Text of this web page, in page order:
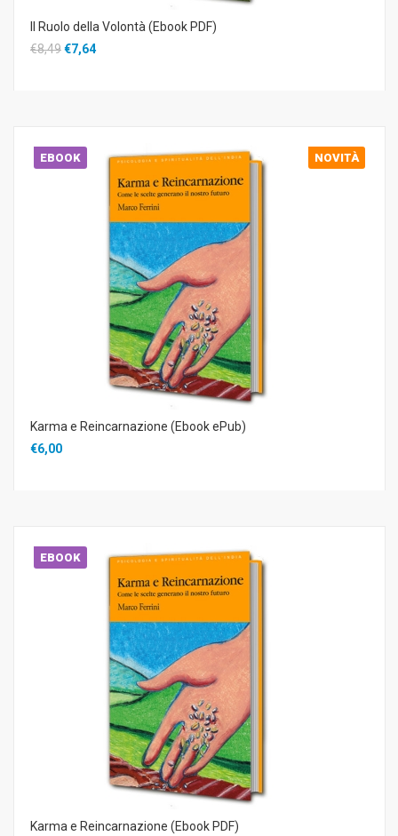
Il Ruolo della Volontà (Ebook PDF)
€8,49€7,64
EBOOK NOVITÀ
Karma e Reincarnazione (Ebook ePub)
€6,00
EBOOK
Karma e Reincarnazione (Ebook PDF)